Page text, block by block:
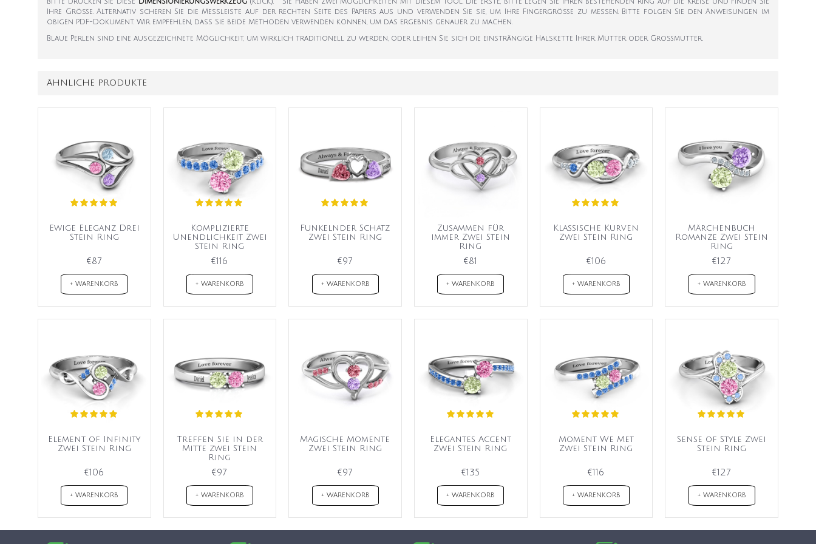
Ihre Größe. Alternativ scheren Sie die Messleiste auf der rechten Seite des Papiers aus und verwenden Sie sie, um Ihre Fingergröße zu messen. Bitte folgen Sie den Anweisungen im
obigen PDF-Dokument. Wir empfehlen, dass Sie beide Methoden verwenden können, um das Ergebnis genauer zu machen.
Blaue Perlen sind eine ausgezeichnete Möglichkeit, um wirklich traditionell zu werden, oder leihen Sie sich die einsträngige Halskette Ihrer Mutter oder Großmutter.
ÄHNLICHE PRODUKTE
Ewige Eleganz Drei
Stein Ring
€87
+ WARENKORB
Komplizierte
Unendlichkeit Zwei
Stein Ring
€116
+ WARENKORB
Funkelnder Schatz
Zwei Stein Ring
€97
+ WARENKORB
Zusammen für
immer Zwei Stein
Ring
€81
+ WARENKORB
Klassische Kurven
Zwei Stein Ring
€106
+ WARENKORB
Märchenbuch
Romanze Zwei Stein
Ring
€127
+ WARENKORB
Element of Infinity
Zwei Stein Ring
€106
+ WARENKORB
Treffen Sie in der
Mitte zwei Stein
Ring
€97
+ WARENKORB
Magische Momente
Zwei Stein Ring
€97
+ WARENKORB
Elegantes Accent
Zwei Stein Ring
€135
+ WARENKORB
Moment We Met
Zwei Stein Ring
€116
+ WARENKORB
Sense of Style Zwei
Stein Ring
€127
+ WARENKORB